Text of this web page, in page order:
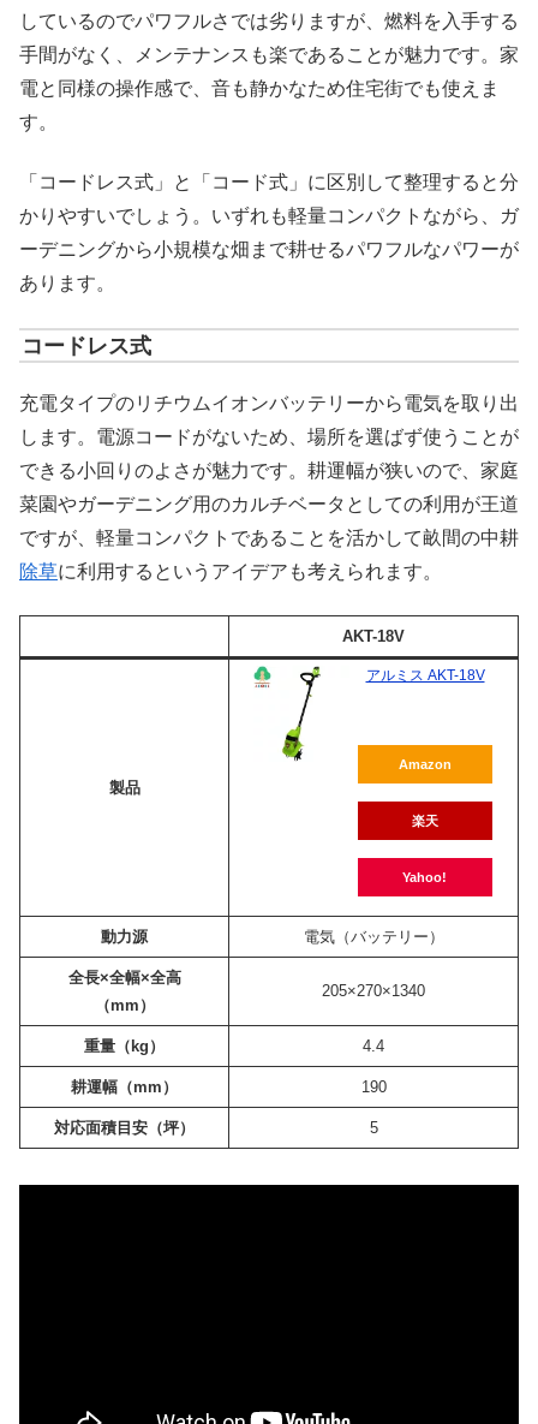
しているのでパワフルさでは劣りますが、燃料を入手する
手間がなく、メンテナンスも楽であることが魅力です。家
電と同様の操作感で、音も静かなため住宅街でも使えま
す。
「コードレス式」と「コード式」に区別して整理すると分
かりやすいでしょう。いずれも軽量コンパクトながら、ガ
ーデニングから小規模な畑まで耕せるパワフルなパワーが
あります。
コードレス式
充電タイプのリチウムイオンバッテリーから電気を取り出
します。電源コードがないため、場所を選ばず使うことが
できる小回りのよさが魅力です。耕運幅が狭いので、家庭
菜園やガーデニング用のカルチベータとしての利用が王道
ですが、軽量コンパクトであることを活かして畝間の中耕
除草に利用するというアイデアも考えられます。
AKT-18V
製品
アルミス AKT-18V
Amazon
楽天
Yahoo!
動力源 電気（バッテリー）
全長×全幅×全高
（mm）
205×270×1340
重量（kg） 4.4
耕運幅（mm） 190
対応面積目安（坪） 5